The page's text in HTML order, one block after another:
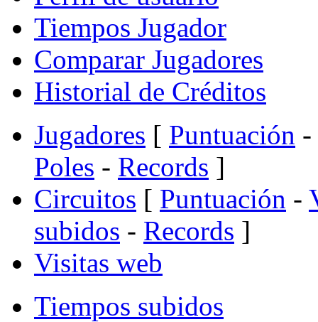
Tiempos Jugador
Comparar Jugadores
Historial de Créditos
Jugadores [ Puntuación -
Poles - Records ]
Circuitos [ Puntuación -
subidos - Records ]
Visitas web
Tiempos subidos